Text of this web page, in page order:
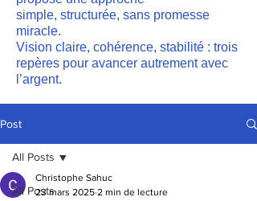
simple, structurée, sans promesse
miracle.
Vision claire, cohérence, stabilité : trois
repères pour avancer autrement avec
l’argent.
Post
All Posts
All Posts
Christophe Sahuc
23 mars 2025 2 min de lecture